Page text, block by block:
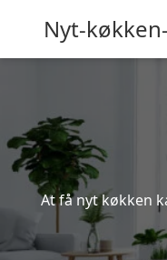
Nyt-
At få nyt køkken